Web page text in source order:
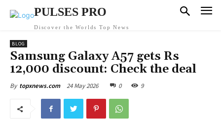
PULSES PRO
Discover the Worlds Top News
BLOG
Samsung Galaxy A57 gets Rs
12,000 discount: Check the deal
By topxnews.com 24 May 2026 0 9